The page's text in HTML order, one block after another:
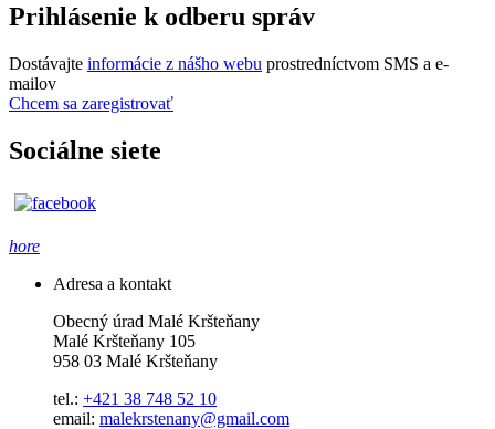
Prihlásenie k odberu správ
Dostávajte informácie z nášho webu prostredníctvom SMS a e-
mailov
Chcem sa zaregistrovať
Sociálne siete
hore
Adresa a kontakt
Obecný úrad Malé Kršteňany
Malé Kršteňany 105
958 03 Malé Kršteňany
tel.: +421 38 748 52 10
email: malekrstenany@gmail.com